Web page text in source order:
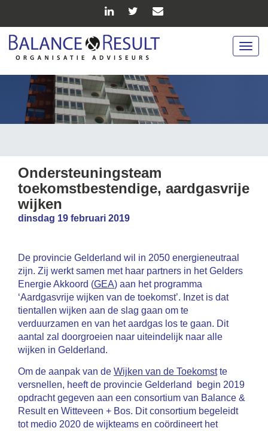
Ondersteuningsteam
toekomstbestendige, aardgasvrije
wijken
dinsdag 19 februari 2019
De provincie Gelderland wil in 2050 energieneutraal
zijn. Zij werkt samen met haar partners in het Gelders
Energie Akkoord (GEA) aan het programma
‘Aardgasvrije wijken van de toekomst’. Inzet is dat
tientallen wijken aan de slag gaan om te
verduurzamen en van het aardgas los te gaan. Dit
aantal zal doorgroeien naar uiteindelijk naar alle
wijken in Gelderland.
Om de aanpak van de Wijken van de Toekomstte
versnellen, heeft de provincie Gelderland begin 2019
opdracht gegeven aan een consortium van Balance &
Result en Witteveen + Bos. Dit consortium begeleidt
tot medio 2020 de wijkteams en coördineert het